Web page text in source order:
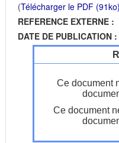
(Télécharger le PDF (91ko)
REFERENCE EXTERNE :
DATE DE PUBLICATION :
Ce document
Ce document